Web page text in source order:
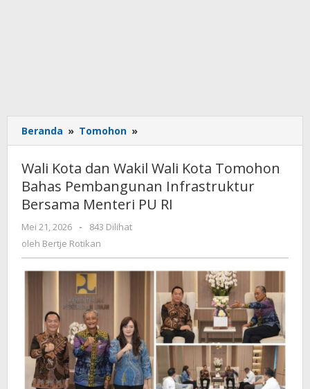
Beranda » Tomohon »
Kota
dan
Wakil
Wali
Kota
Infrastruktur
Bersama
Menteri
Wali Kota dan Wakil Wali Kota Tomohon
Bahas Pembangunan Infrastruktur
Bersama Menteri PU RI
Mei 21, 2026
oleh
Bertje
-
843 Dilihat
oleh Bertje Rotikan